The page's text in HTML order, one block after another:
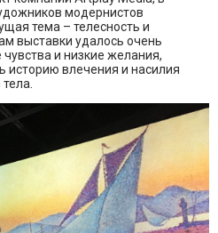
модернистов
тема – телесность и
выставки удалось очень
и низкие желания,
историю влечения и насилия